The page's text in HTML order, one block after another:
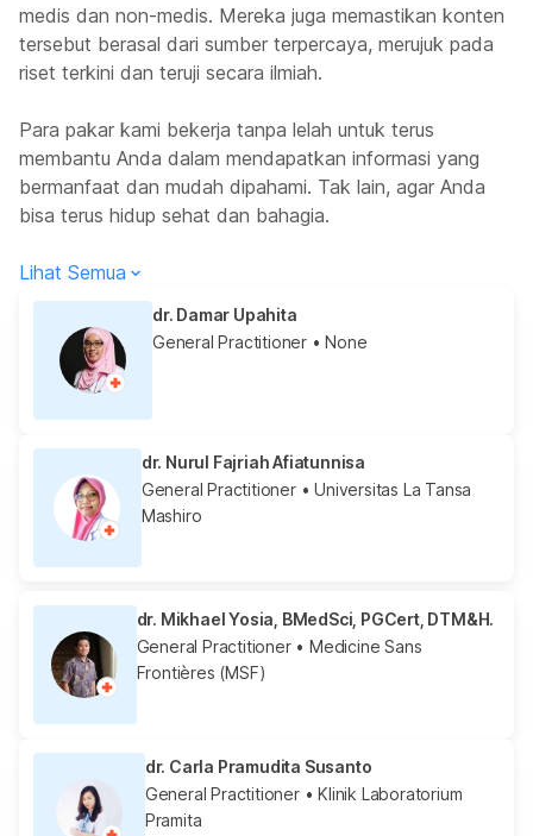
medis dan non-medis. Mereka juga memastikan konten
tersebut berasal dari sumber terpercaya, merujuk pada
riset terkini dan teruji secara ilmiah.
Para pakar kami bekerja tanpa lelah untuk terus
membantu Anda dalam mendapatkan informasi yang
bermanfaat dan mudah dipahami. Tak lain, agar Anda
bisa terus hidup sehat dan bahagia.
Lihat Semua
dr. Damar Upahita
General Practitioner • None
dr. Nurul Fajriah Afiatunnisa
General Practitioner• Universitas La Tansa
Mashiro
dr. Mikhael Yosia, BMedSci, PGCert, DTM&H.
General Practitioner• Medicine Sans
Frontières (MSF)
dr. Carla Pramudita Susanto
General Practitioner• Klinik Laboratorium
Pramita